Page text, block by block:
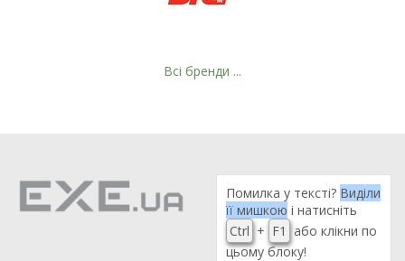
Рейтинг EXE.ua:
974
Всі бренди ...
Помилка у тексті? Виділи
її мишкою і натисніть
Ctrl + F1
або клікни по
цьому блоку!